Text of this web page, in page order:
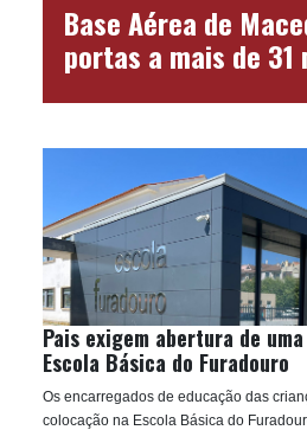
Base Aérea de
portas a mais de
Pais exigem abertura de
Escola Básica do Furadouro
Os encarregados de educação das
colocação na Escola Básica do